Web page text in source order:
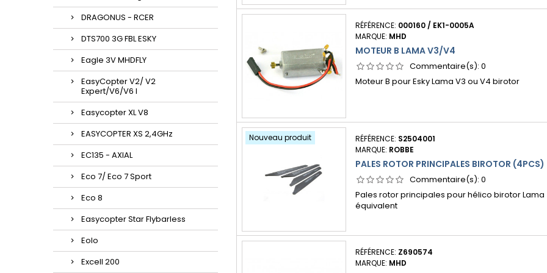
DRAGONUS - RCER
DTS700 3G FBL ESKY
Eagle 3V MHDFLY
EasyCopter V2/ V2
Expert/V6/V6 l
Easycopter XL V8
EASYCOPTER XS 2,4GHz
EC135 - AXIAL
Eco 7/ Eco 7 Sport
Eco 8
Easycopter Star Flybarless
Eolo
Excell 200
RÉFÉRENCE: 000160 / EK1-0005A
MARQUE: MHD
MOTEUR B LAMA V3/V4
Commentaire(s): 0
Moteur B pour Esky Lama V3 ou V4 birotor
Nouveau produit RÉFÉRENCE: S2504001
MARQUE: ROBBE
PALES ROTOR PRINCIPALES BIROTOR (4PCS)
Commentaire(s): 0
Pales rotor principales pour hélico birotor Lama
équivalent
RÉFÉRENCE: Z690574
MARQUE: MHD